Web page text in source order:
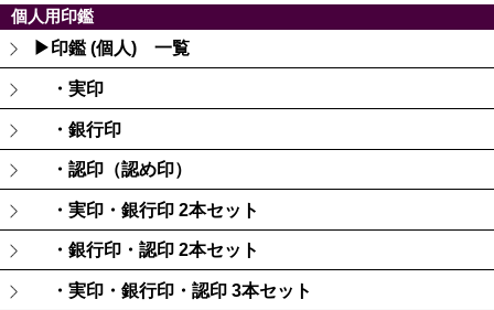
個人用印鑑
▶印鑑 (個人) 一覧
・実印
・銀行印
・認印（認め印）
・実印・銀行印 2本セット
・銀行印・認印 2本セット
・実印・銀行印・認印 3本セット